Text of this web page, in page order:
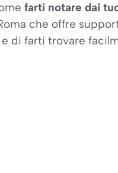
farti notare dai
che offre
di farti trovare